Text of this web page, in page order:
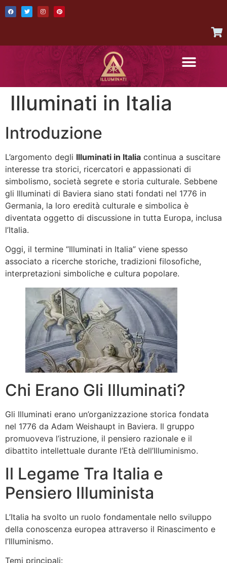
Illuminati in Italia
Introduzione
L’argomento degli Illuminati in Italia continua a suscitare
interesse tra storici, ricercatori e appassionati di
simbolismo, società segrete e storia culturale. Sebbene
gli Illuminati di Baviera siano stati fondati nel 1776 in
Germania, la loro eredità culturale e simbolica è
diventata oggetto di discussione in tutta Europa, inclusa
l’Italia.
Oggi, il termine “Illuminati in Italia” viene spesso
associato a ricerche storiche, tradizioni filosofiche,
interpretazioni simboliche e cultura popolare.
Chi Erano Gli Illuminati?
Gli Illuminati erano un’organizzazione storica fondata
nel 1776 da Adam Weishaupt in Baviera. Il gruppo
promuoveva l’istruzione, il pensiero razionale e il
dibattito intellettuale durante l’Età dell’Illuminismo.
Il Legame Tra Italia e
Pensiero Illuminista
L’Italia ha svolto un ruolo fondamentale nello sviluppo
della conoscenza europea attraverso il Rinascimento e
l’Illuminismo.
Temi principali: